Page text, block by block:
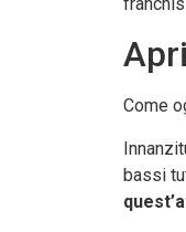
Come
bassi